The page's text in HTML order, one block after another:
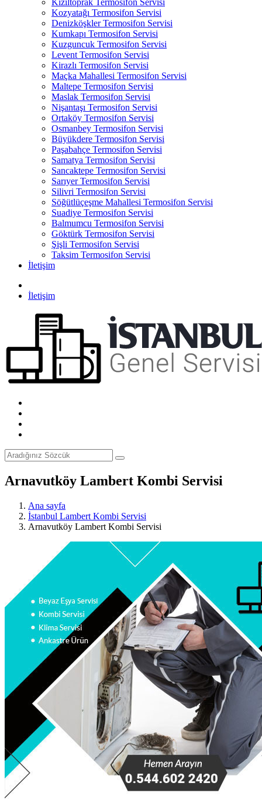
Kızıltoprak Termosifon Servisi
Kozyatağı Termosifon Servisi
Denizköşkler Termosifon Servisi
Kumkapı Termosifon Servisi
Kuzguncuk Termosifon Servisi
Levent Termosifon Servisi
Kirazlı Termosifon Servisi
Maçka Mahallesi Termosifon Servisi
Maltepe Termosifon Servisi
Maslak Termosifon Servisi
Nişantaşı Termosifon Servisi
Ortaköy Termosifon Servisi
Osmanbey Termosifon Servisi
Büyükdere Termosifon Servisi
Paşabahçe Termosifon Servisi
Samatya Termosifon Servisi
Sancaktepe Termosifon Servisi
Sarıyer Termosifon Servisi
Silivri Termosifon Servisi
Söğütlüçeşme Mahallesi Termosifon Servisi
Suadiye Termosifon Servisi
Balmumcu Termosifon Servisi
Göktürk Termosifon Servisi
Şişli Termosifon Servisi
Taksim Termosifon Servisi
İletişim
İletişim
Arnavutköy Lambert Kombi Servisi
Ana sayfa
İstanbul Lambert Kombi Servisi
Arnavutköy Lambert Kombi Servisi